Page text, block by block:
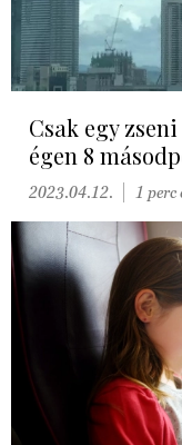
Csak egy
égen 8
2023.04.12. 1 perc